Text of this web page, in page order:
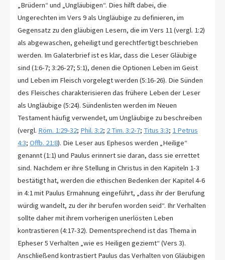
„Brüdern“ und „Ungläubigen“. Dies hilft dabei, die
Ungerechten im Vers 9 als Ungläubige zu definieren, im
Gegensatz zu den gläubigen Lesern, die im Vers 11 (vergl. 1:2)
als abgewaschen, geheiligt und gerechtfertigt beschrieben
werden. Im Galaterbrief ist es klar, dass die Leser Gläubige
sind (1:6-7; 3:26-27; 5:1), denen die Optionen Leben im Geist
und Leben im Fleisch vorgelegt werden (5:16-26). Die Sünden
des Fleisches charakterisieren das frühere Leben der Leser
als Ungläubige (5:24). Sündenlisten werden im Neuen
Testament häufig verwendet, um Ungläubige zu beschreiben
(vergl. Röm. 1:29-32; Phil. 3:2; 2 Tim. 3:2-7; Titus 3:3; 1 Petrus
4:3; Offb. 21:8). Die Leser aus Ephesos werden „Heilige“
genannt (1:1) und Paulus erinnert sie daran, dass sie errettet
sind. Nachdem er ihre Stellung in Christus in den Kapiteln 1-3
bestätigt hat, werden die ethischen Bedenken der Kapitel 4-6
in 4:1 mit Paulus Ermahnung eingeführt, „dass ihr der Berufung
würdig wandelt, zu der ihr berufen worden seid“. Ihr Verhalten
sollte daher mit ihrem vorherigen unerlösten Leben
kontrastieren (4:17-32). Dementsprechend ist das Thema in
Epheser 5 Verhalten „wie es Heiligen geziemt“ (Vers 3).
Anschließend kontrastiert Paulus das Verhalten von Gläubigen